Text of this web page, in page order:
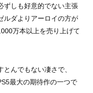
ずしも好意的でない主張
ルダよりアーロイの方が
万本以上を売り上げて
んでもない凄さで、
最大の期待作の一つで